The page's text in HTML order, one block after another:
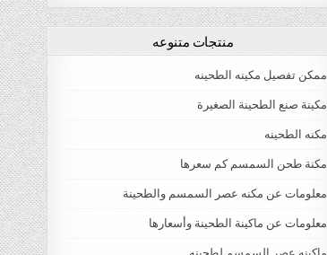
منتجات متنوعه
ممكن تفصيل مكينه الطحينه
مكينة صنع الطحينة الصغيرة
مكنه الطحينه
مكنة طحن السمسم كم سعرها
معلومات عن مكنه عصر السمسم والطحينة
معلومات عن ماكينة الطحينة وأسعارها